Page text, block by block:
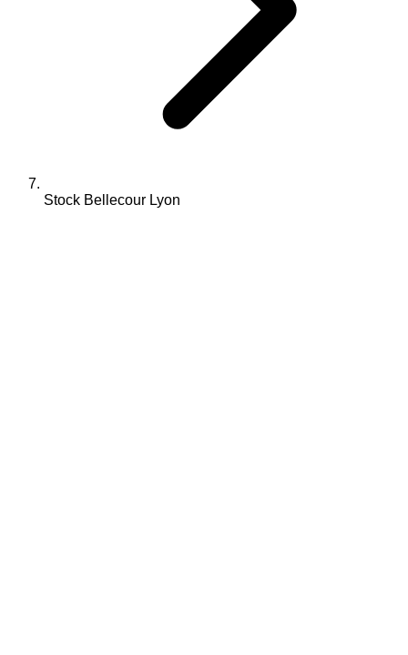
Stock Bellecour Lyon